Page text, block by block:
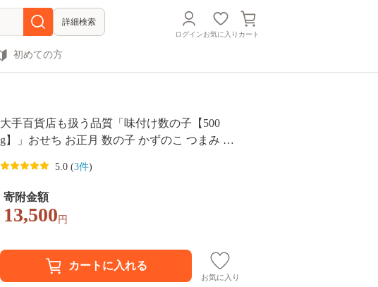
詳細検索
ログインお気に入り カート
初めての方
大手百貨店も扱う品質「味付け数の子【500
g】」おせち お正月 数の子 かずのこ つまみ 北
道 白糠町
5.0 (3件)
寄附金額
13,500 円
お気に入り